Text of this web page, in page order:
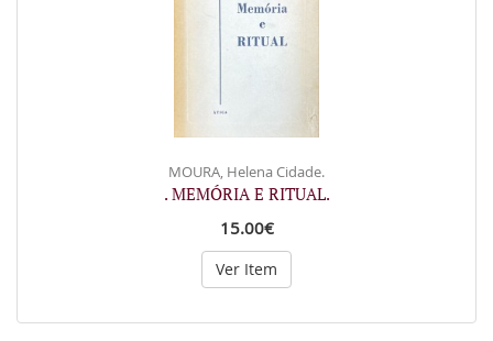
MOURA, Helena Cidade.
. MEMÓRIA E RITUAL.
15.00€
Ver Item